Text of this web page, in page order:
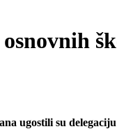
ugostili su